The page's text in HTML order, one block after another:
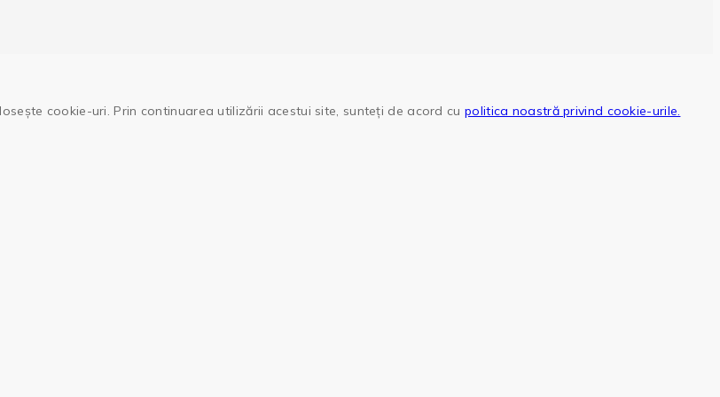
cookie-uri. Prin continuarea utilizării acestui site, sunteți de acord cupolitica noastră privind cookie-urile.